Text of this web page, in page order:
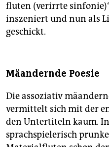
fluten (verirrte
inszeniert und nun als
geschickt.
Mäandernde Poesie
Die assoziativ
vermittelt sich mit der
den Untertiteln kaum.
sprachspielerisch